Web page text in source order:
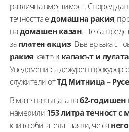
различна вместимост. Според
течността едомашна ракия,
надомашен казан. Не са
заплатен акциз. Във връзка с
ракия, както и капакът и
Уведомени са дежурен прокурор
служители отТД Митница – Русе
В мазе на къщата на62-годишен
намерили 153 литра течност с
които обитателят заяви, че са